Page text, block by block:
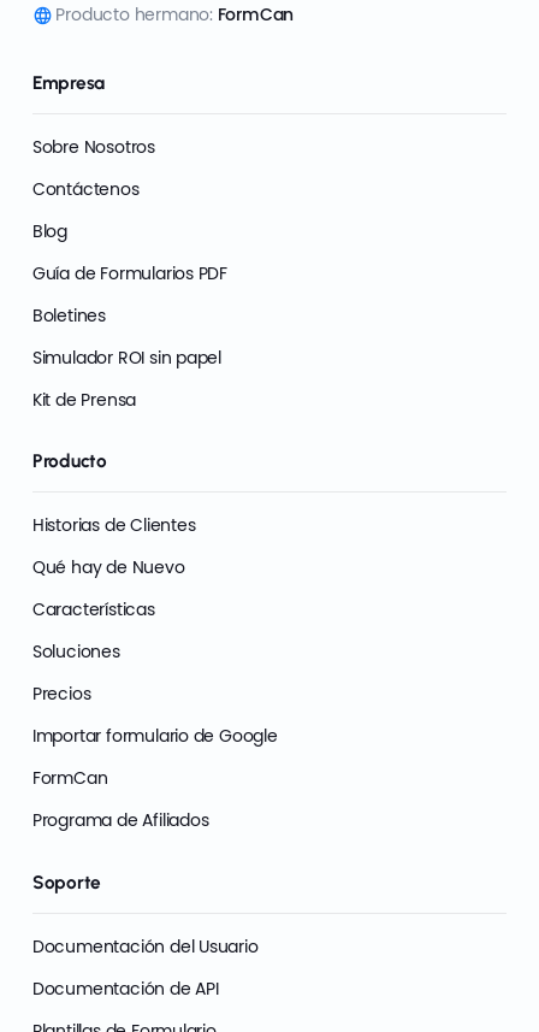
Producto hermano: FormCan
Empresa
Sobre Nosotros
Contáctenos
Blog
Guía de Formularios PDF
Boletines
Simulador ROI sin papel
Kit de Prensa
Producto
Historias de Clientes
Qué hay de Nuevo
Características
Soluciones
Precios
Importar formulario de Google
FormCan
Programa de Afiliados
Soporte
Documentación del Usuario
Documentación de API